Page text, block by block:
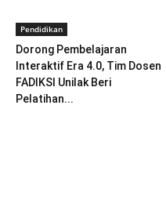
Pendidikan
Dorong Pembelajaran
Interaktif Era 4.0, Tim Dosen
FADIKSI Unilak Beri
Pelatihan...